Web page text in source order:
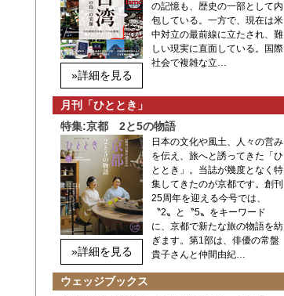
»詳細を見る
の記憶も、歴史の一部として内
包している。一方で、現在は米
中対立の最前線に立たされ、難
しい現実に直面している。国際
社会で複雑な立…
月刊「ひととき」
特集:京都 2と5の物語
»詳細を見る
日本の文化や風土、人々の営み
を伝え、旅へと誘ってきた「ひ
ととき」。当誌が幾度となく特
集してきたのが京都です。創刊
25周年を迎える今号では、
〝2〟と〝5〟をキーワード
に、京都で新たな旅の物語を紡
ぎます。第1部は、俳優の常盤
貴子さんと仲間由紀…
ウェッジブックス